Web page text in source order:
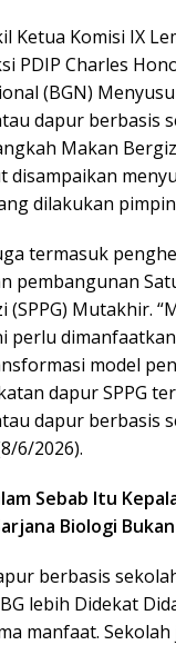
Ketua Komisi IX
PDIP Charles
(BGN)
dapur berbasis
Makan
disampaikan
dilakukan
termasuk
pembangunan
(SPPG) Mutakhir.
perlu
model
dapur SPPG
dapur berbasis
6/2026).
Sebab Itu
Biologi
berbasis
lebih Didekat
manfaat.